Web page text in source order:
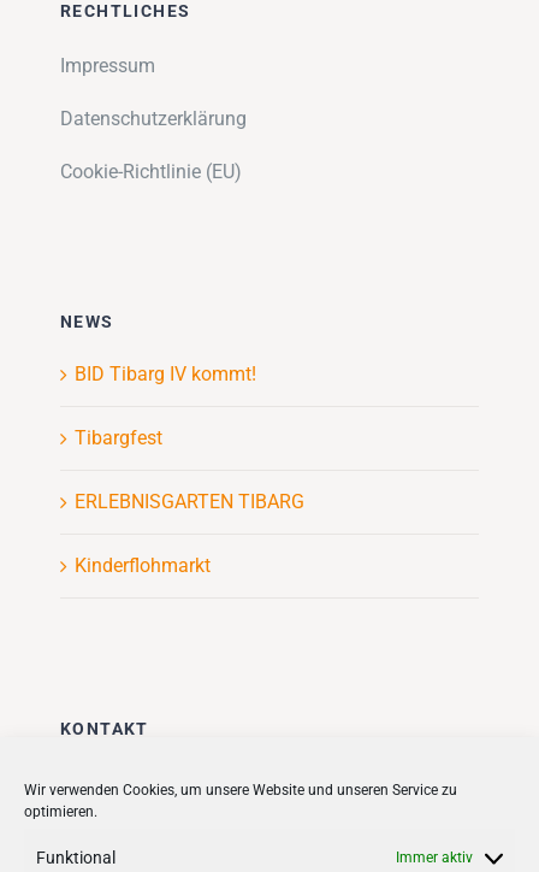
Wir verwenden Cookies, um unsere Website und unseren Service zu
optimieren.
Funktional Immer aktiv
RECHTLICHES
Impressum
Datenschutzerklärung
Cookie-Richtlinie (EU)
NEWS
BID Tibarg IV kommt!
Tibargfest
ERLEBNISGARTEN TIBARG
Kinderflohmarkt
KONTAKT
Stadt + Handel City- und
Quartiersmanagement